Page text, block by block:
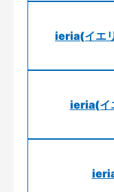
ieria(イエ
ieria(イ